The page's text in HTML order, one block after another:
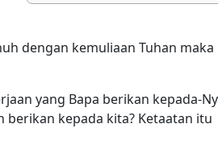
dengan kemuliaan Tuhan maka
yang Bapa berikan kepada-
berikan kepada kita? Ketaatan itu